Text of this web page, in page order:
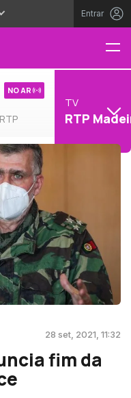
Entrar
NO AR
TV
RTP
28 set, 2021, 11:32
fim da